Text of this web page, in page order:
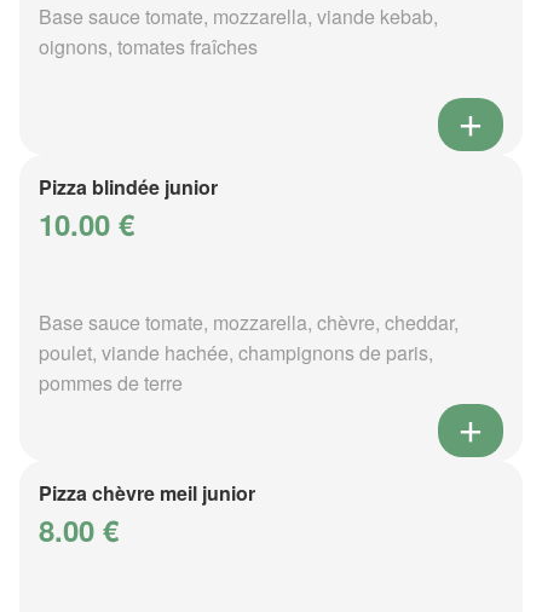
Base sauce tomate, mozzarella, viande kebab,
oignons, tomates fraîches
Pizza blindée junior
10.00 €
Base sauce tomate, mozzarella, chèvre, cheddar,
poulet, viande hachée, champignons de paris,
pommes de terre
Pizza chèvre meil junior
8.00 €